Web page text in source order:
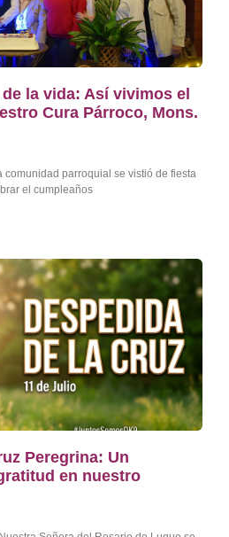
la vida: Así vivimos el
Cura Párroco, Mons.
comunidad parroquial se vistió de fiesta
el cumpleaños
Peregrina: Un
en nuestro